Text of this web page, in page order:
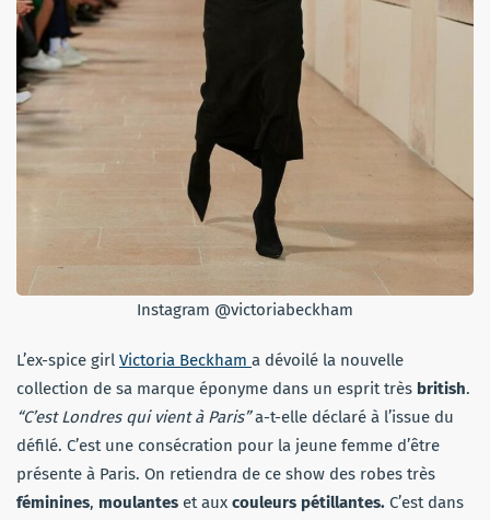
Instagram @victoriabeckham
L’ex-spice girl Victoria Beckham a dévoilé la nouvelle
collection de sa marque éponyme dans un esprit très british.
“C’est Londres qui vient à Paris”a-t-elle déclaré à l’issue du
défilé. C’est une consécration pour la jeune femme d’être
présente à Paris. On retiendra de ce show des robes très
féminines, moulantes et aux couleurs pétillantes. C’est dans